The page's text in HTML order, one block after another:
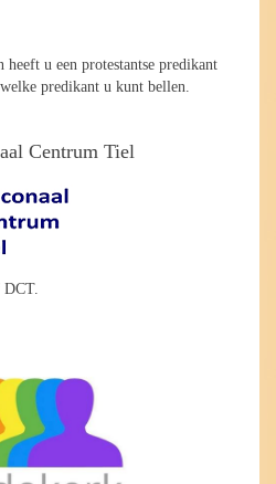
u een protestantse predikant
welke predikant u kunt bellen.
Centrum Tiel